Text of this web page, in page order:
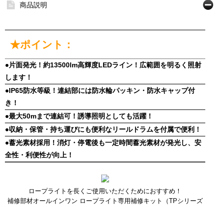
商品説明
★ポイント：
●片面発光！約13500lm高輝度LEDライン！広範囲を明るく照射
します！
●IP65防水等級！連結部には防水輪パッキン・防水キャップ付
き！
●最大50mまで連結可！誘導照明としても活躍！
●収納・保管・持ち運びにも便利なリールドラムを付属で便利！
●蓄光素材採用！消灯・停電後も一定時間蓄光素材が発光し、安
全性・利便性が向上！
ロープライトを長くご使用いただくためにおすすめ！
補修部材オールインワン ロープライト専用補修キット（TPシリーズ